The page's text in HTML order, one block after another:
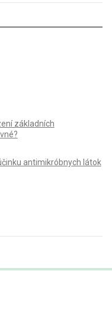
základních
antimikróbnych látok